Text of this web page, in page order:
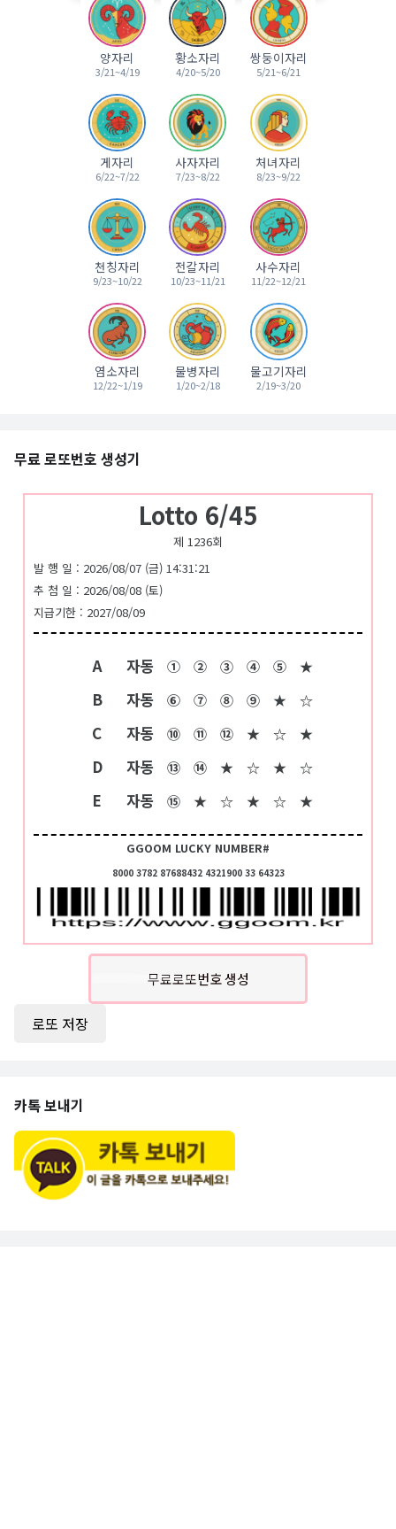
양자리
3/21~4/19
황소자리
4/20~5/20
쌍둥이자리
5/21~6/21
게자리
6/22~7/22
사자자리
7/23~8/22
처녀자리
8/23~9/22
천칭자리
9/23~10/22
전갈자리
10/23~11/21
사수자리
11/22~12/21
염소자리
12/22~1/19
물병자리
1/20~2/18
물고기자리
2/19~3/20
무료 로또번호 생성기
Lotto 6/45
제 1236회
발 행 일 : 2026/08/07 (금) 14:31:21
추 첨 일 : 2026/08/08 (토)
지급기한 : 2027/08/09
A 자동 ① ② ③ ④ ⑤ ★
B 자동 ⑥ ⑦ ⑧ ⑨ ★ ☆
C 자동 ⑩ ⑪ ⑫ ★ ☆ ★
D 자동 ⑬ ⑭ ★ ☆ ★ ☆
E 자동 ⑮ ★ ☆ ★ ☆ ★
GGOOM LUCKY NUMBER#
8000 3782 87688432 4321900 33 64323
무료로또번호 생성
로또 저장
카톡 보내기